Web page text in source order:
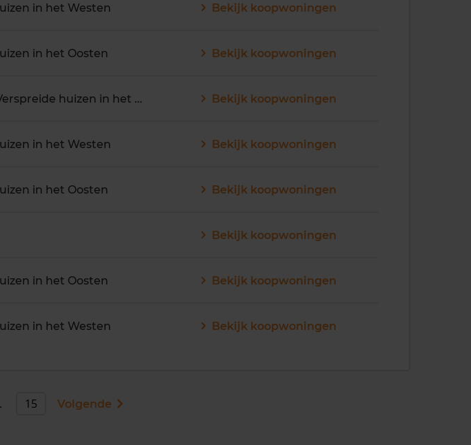
in het Westen Bekijk koopwoningen
in het Oosten Bekijk koopwoningen
Rijsbergen, Verspreide huizen in het Westen Bekijk koopwoningen
in het Westen Bekijk koopwoningen
in het Oosten Bekijk koopwoningen
Bekijk koopwoningen
in het Oosten Bekijk koopwoningen
in het Westen Bekijk koopwoningen
15 Volgende